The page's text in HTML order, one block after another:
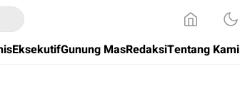
EksekutifGunung MasRedaksiTentang Kami